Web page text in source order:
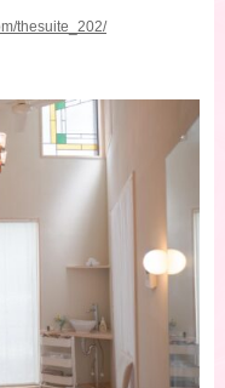
thesuite_202/